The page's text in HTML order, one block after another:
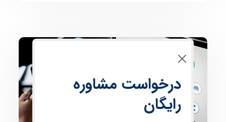
تعمیرات موبایل
درخواست مشاوره
رایگان